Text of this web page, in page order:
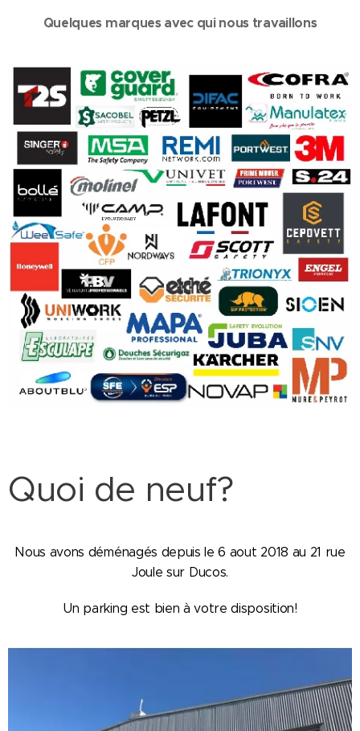
Quelques marques avec qui nous travaillons
Quoi de neuf?
Nous avons déménagés depuis le 6 aout 2018 au 21 rue
Joule sur Ducos.
Un parking est bien à votre disposition!